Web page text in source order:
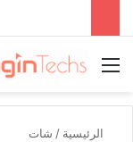
القائمة
الرئيسية / شات